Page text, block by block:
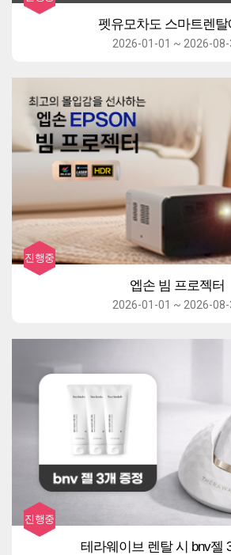
펫유모차도 스마트렌탈
2026-01-01 ~ 2026-08-
엡손 빔 프로젝터
2026-01-01 ~ 2026-08-
테라웨이브 렌탈 시 bnv젤